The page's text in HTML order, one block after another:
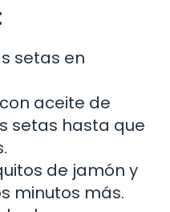
setas en
aceite de
setas hasta que
de jamón y
minutos más.